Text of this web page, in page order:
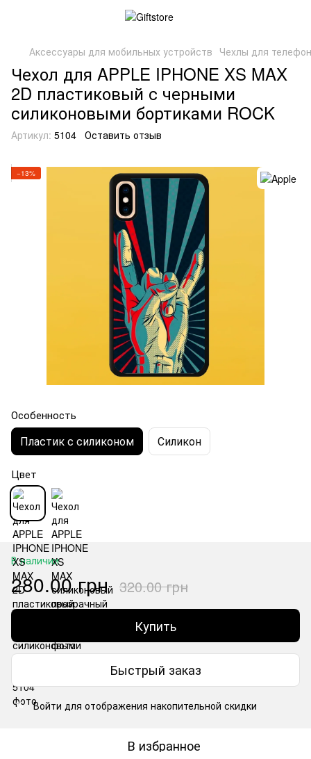
Аксессуары для мобильных устройств Чехлы для
Чехол для APPLE IPHONE XS MAX
2D пластиковый с черными
силиконовыми бортиками ROCK
Артикул: 5104 Оставить отзыв
−13%
Особенность
Пластик с силиконом Силикон
Цвет
В наличии
280.00 грн 320.00 грн
Купить
Быстрый заказ
% Войти для отображения накопительной скидки
В избранное